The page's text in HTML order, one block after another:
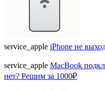
service_apple iPhone не
service_apple MacBook
нет? Решим за 1000₽